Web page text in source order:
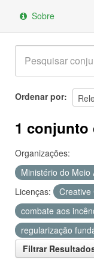
Sobre
Ordenar por
1 conjunto
Organizações:
Ministério do
Licenças:
Creative
combate aos
regularização
Filtrar